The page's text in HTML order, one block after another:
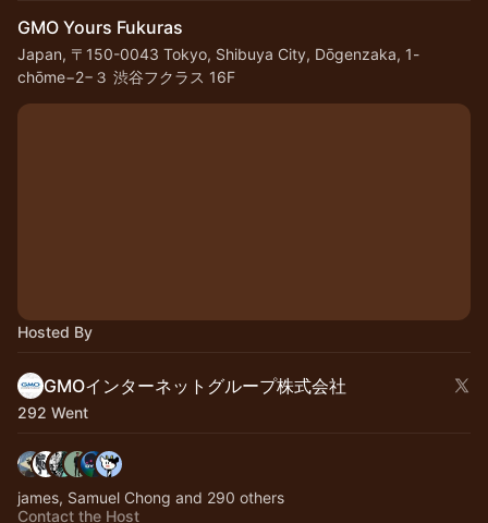
GMO Yours Fukuras
Japan, 〒150-0043 Tokyo, Shibuya City, Dōgenzaka, 1-
chōme−2−３ 渋谷フクラス 16F
Hosted By
GMOインターネットグループ株式会社
292 Went
james, Samuel Chong and 290 others
Contact the Host